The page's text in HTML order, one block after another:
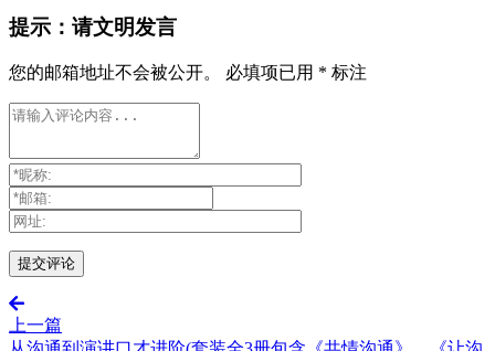
提示：请文明发言
您的邮箱地址不会被公开。 必填项已用 * 标注
上一篇